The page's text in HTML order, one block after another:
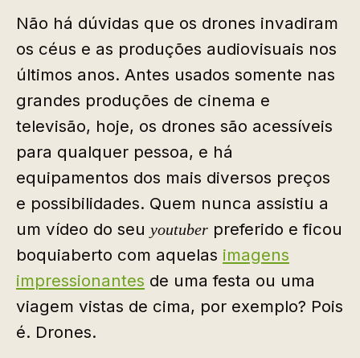
Não há dúvidas que os drones invadiram
os céus e as produções audiovisuais nos
últimos anos. Antes usados somente nas
grandes produções de cinema e
televisão, hoje, os drones são acessíveis
para qualquer pessoa, e há
equipamentos dos mais diversos preços
e possibilidades. Quem nunca assistiu a
um vídeo do seu youtuber preferido e ficou
boquiaberto com aquelas imagens
impressionantes de uma festa ou uma
viagem vistas de cima, por exemplo? Pois
é. Drones.